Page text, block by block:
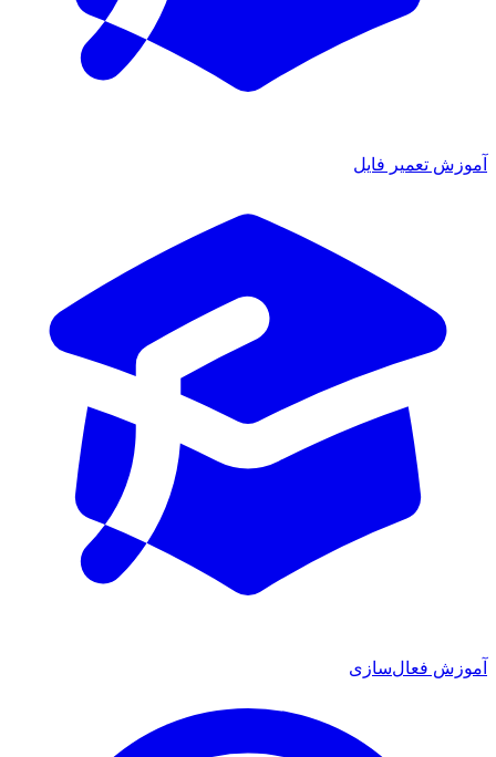
آموزش تعمیر فایل
آموزش فعال‌سازی